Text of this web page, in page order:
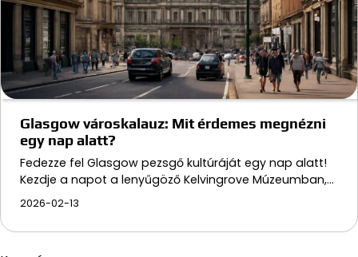
Glasgow városkalauz: Mit érdemes megnézni
egy nap alatt?
Fedezze fel Glasgow pezsgő kultúráját egy nap alatt!
Kezdje a napot a lenyűgöző Kelvingrove Múzeumban,…
2026-02-13